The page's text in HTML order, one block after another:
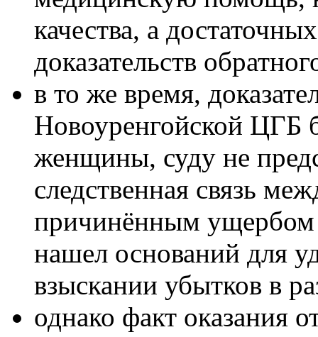
качества, а
доказательств
в то же время,
Новоуренгойской ЦГБ
женщины, суду не
следственная связь
причинённым ущербом
нашел оснований для
взыскании убытков в
однако факт оказания